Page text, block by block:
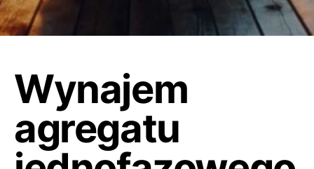
Wynajem
agregatu